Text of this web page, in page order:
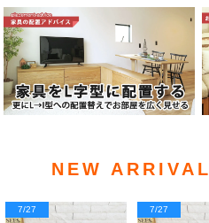
NEW ARRIVAL
7/27 7/27